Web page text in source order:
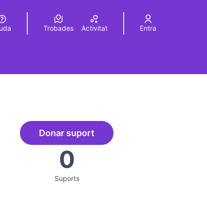
el idioma Choose language
Trobades Activitat Entra
de recursos
Donar suportProjecte Memòries del Canòdrom
0
Suports